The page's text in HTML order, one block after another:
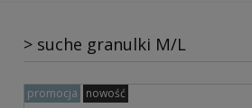
> suche granulki M/L
promocja nowość